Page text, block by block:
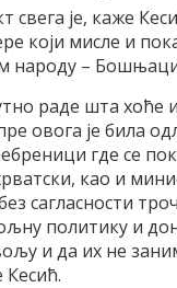
свега је, каже
који мисле и
народу –
раде шта хоће
овога је била
где се
као и
сагласности
политику и
и да их не
Кесић.